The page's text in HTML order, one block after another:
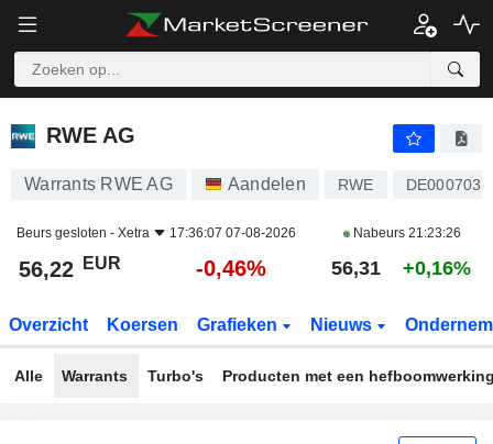
RWE AG
RWE AG
Warrants RWE AG Aandelen RWE
Beurs gesloten - Xetra 17:36:07 07-08-2026 Nabeurs 21:23:26
56,22 EUR -0,46% 56,31 +0,16%
Overzicht Koersen Grafieken Nieuws
Alle Warrants Turbo's Producten met een